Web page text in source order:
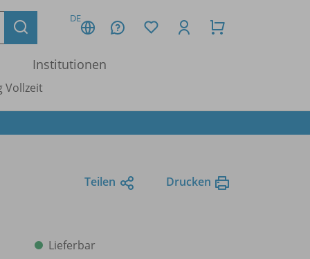
DE
Institutionen
Vollzeit
Teilen Drucken
Lieferbar